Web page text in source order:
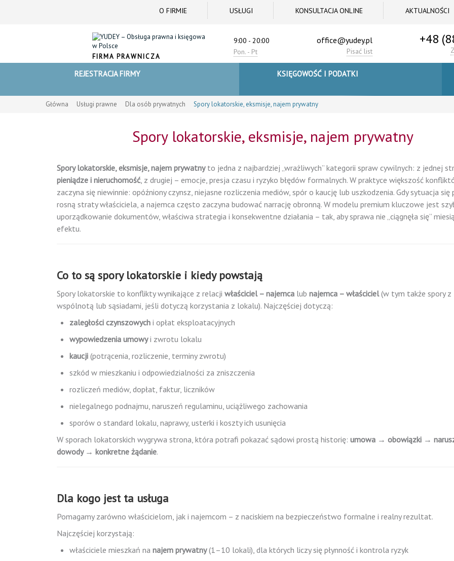
O FIRMIE USŁUGI KONSULTACJA ONLINE AKTUALNOŚCI
FIRMA PRAWNICZA
9:00 - 20:00
Pon. - Pt
office@yudey.pl
Pisać list
+48
REJESTRACJA FIRMY KSIĘGOWOŚĆ I PODATKI
Główna Usługi prawne Dla osób prywatnych Spory lokatorskie, eksmisje, najem prywatny
Spory lokatorskie, eksmisje, najem prywatny
Spory lokatorskie, eksmisje, najem prywatnyto jedna z najbardziej „wrażliwych” kategorii spraw cywilnych: z jednej
pieniądze i nieruchomość, z drugiej – emocje, presja czasu i ryzyko błędów formalnych. W praktyce większość
zaczyna się niewinnie: opóźniony czynsz, niejasne rozliczenia mediów, spór o kaucję lub uszkodzenia. Gdy sytuacja się
rosną straty właściciela, a najemca często zaczyna budować narrację obronną. W modelu premium kluczowe jest
uporządkowanie dokumentów, właściwa strategia i konsekwentne działania – tak, aby sprawa nie „ciągnęła się”
efektu.
Co to są spory lokatorskie i kiedy powstają
Spory lokatorskie to konflikty wynikające z relacji właściciel – najemca lub najemca – właściciel(w tym także spory z
wspólnotą lub sąsiadami, jeśli dotyczą korzystania z lokalu). Najczęściej dotyczą:
zaległości czynszowych i opłat eksploatacyjnych
wypowiedzenia umowyi zwrotu lokalu
kaucji (potrącenia, rozliczenie, terminy zwrotu)
szkód w mieszkaniu i odpowiedzialności za zniszczenia
rozliczeń mediów, dopłat, faktur, liczników
nielegalnego podnajmu, naruszeń regulaminu, uciążliwego zachowania
sporów o standard lokalu, naprawy, usterki i koszty ich usunięcia
W sporach lokatorskich wygrywa strona, która potrafi pokazać sądowi prostą historię: umowa → obowiązki →
dowody → konkretne żądanie.
Dla kogo jest ta usługa
Pomagamy zarówno właścicielom, jak i najemcom – z naciskiem na bezpieczeństwo formalne i realny rezultat.
Najczęściej korzystają:
właściciele mieszkań na najem prywatny(1–10 lokali), dla których liczy się płynność i kontrola ryzyk